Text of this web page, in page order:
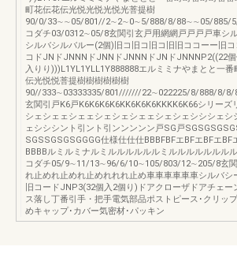
町花伝花伝光悦光悦光悦光菩提樹
90/0/33∼∼05/801//2∼2∼0∼5/888/8/88∼∼05/885/
コダチ03/0312∼05/8玄関引玄戸用網網戸戸戸戸車シ
シルバシルバルー(2個)旧コ旧コ旧コ旧旧ココーー旧コ
コドJNドJNNNドJNNドJNNNドJNドJNNNP2((22個
入りり)))L1YL1YLL1Y888888エルミミナやまとと一番
伝光悦悦菩提樹樹樹樹樹樹
90//333∼03333335/801///////22∼022225/8/888/
玄関引戸K6戸K6K6K6K6KK6K6K6KKKK6K66シリーズ
シェシェェシェェシェシェシェェシェシェシシシェシ
ェシシシント引ント引ンンンンン戸SG戸
SGSSGSGSGGGG仕様仕仕仕BBBFBFエBFエBFエBF
BBBBルミルミナルミルルルルルルミルルルルルルル
コダチ05/9∼11/13∼96/6/10∼105/803/12∼205/8玄関
れ止めれ止めれ止めれれれ止め車車車車車車シルバシ
旧コードJNP3(32個入2個り)ドアクローザドアチェー
ス落し丁番引手・把手電気部品ポストピース･クリッ
めキャップ･カバー気密材･パッキン